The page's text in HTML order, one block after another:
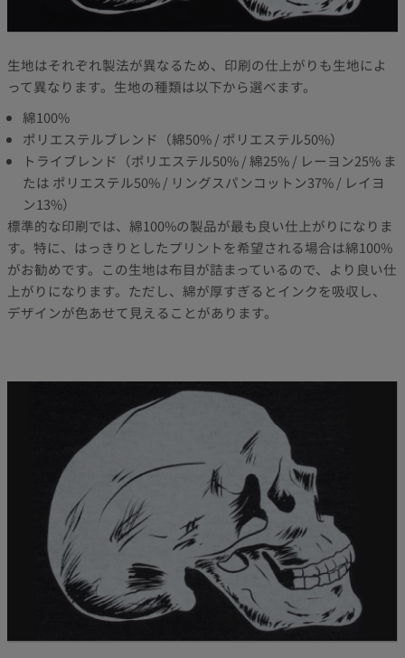
生地はそれぞれ製法が異なるため、印刷の仕上がりも生地によ
って異なります。生地の種類は以下から選べます。
綿100%
ポリエステルブレンド（綿50% / ポリエステル50%）
トライブレンド（ポリエステル50% / 綿25% / レーヨン25% ま
たは ポリエステル50% / リングスパンコットン37% / レイヨ
ン13%）
標準的な印刷では、綿100%の製品が最も良い仕上がりになりま
す。特に、はっきりとしたプリントを希望される場合は綿100%
がお勧めです。この生地は布目が詰まっているので、より良い仕
上がりになります。ただし、綿が厚すぎるとインクを吸収し、
デザインが色あせて見えることがあります。